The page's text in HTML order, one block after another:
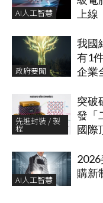
AI人工智慧
上線
政府要聞
我國
有1
企業
先進封裝 / 製
程
突破
發「
國際
AI人工智慧
購新